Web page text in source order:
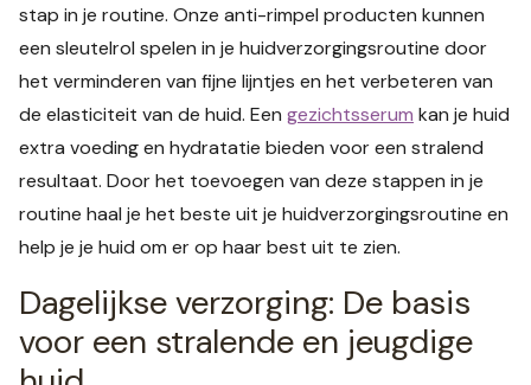
stap in je routine. Onze anti-rimpel producten kunnen
een sleutelrol spelen in je huidverzorgingsroutine door
het verminderen van fijne lijntjes en het verbeteren van
de elasticiteit van de huid. Een gezichtsserum kan je huid
extra voeding en hydratatie bieden voor een stralend
resultaat. Door het toevoegen van deze stappen in je
routine haal je het beste uit je huidverzorgingsroutine en
help je je huid om er op haar best uit te zien.
Dagelijkse verzorging: De basis
voor een stralende en jeugdige